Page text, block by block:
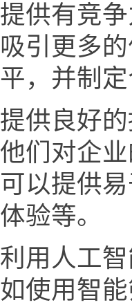
提供有竞
吸引更多
平，并制
提供良好
他们对企
可以提供
体验等。
利用人工
如使用智